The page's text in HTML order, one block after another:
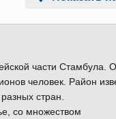
части Стамбула.
человек. Район
стран.
со множеством